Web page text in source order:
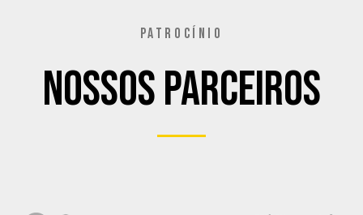
PATROCÍNIO
Nossos Parceiros